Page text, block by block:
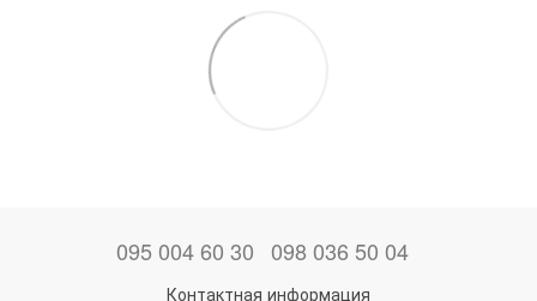
095 004 60 30 098 036 50 04
Контактная информация